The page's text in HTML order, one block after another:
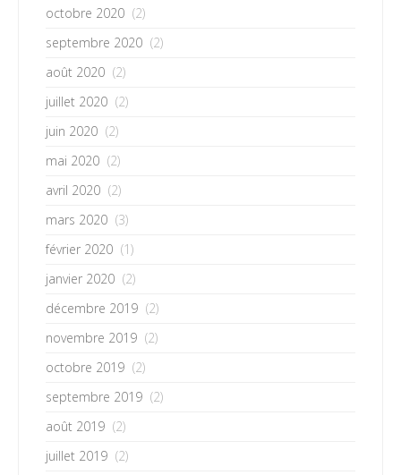
octobre 2020 (2)
septembre 2020 (2)
août 2020 (2)
juillet 2020 (2)
juin 2020 (2)
mai 2020 (2)
avril 2020 (2)
mars 2020 (3)
février 2020 (1)
janvier 2020 (2)
décembre 2019 (2)
novembre 2019 (2)
octobre 2019 (2)
septembre 2019 (2)
août 2019 (2)
juillet 2019 (2)